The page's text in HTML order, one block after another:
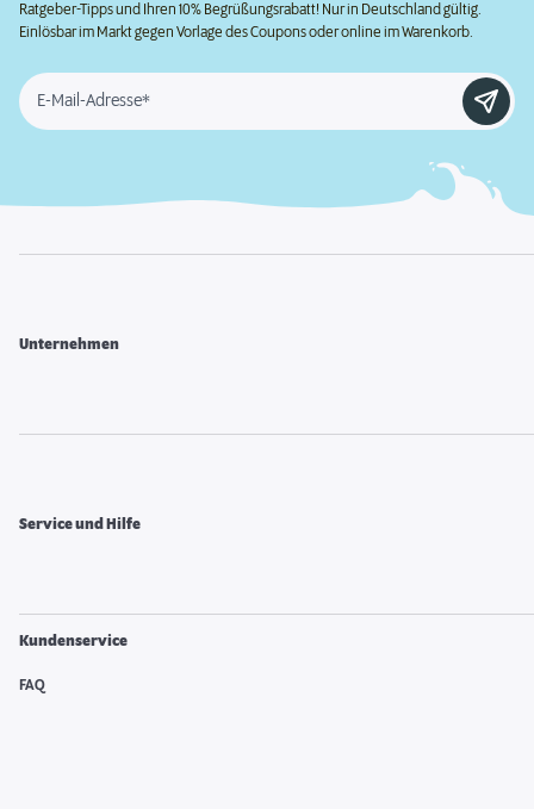
Ratgeber-Tipps und Ihren 10% Begrüßungsrabatt! Nur in Deutschland gültig.
Einlösbar im Markt gegen Vorlage des Coupons oder online im Warenkorb.
E-Mail-Adresse*
Unternehmen
Service und Hilfe
Kundenservice
FAQ